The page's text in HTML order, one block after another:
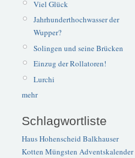
Viel Glück
Jahrhunderthochwasser der
Wupper?
Solingen und seine Brücken
Einzug der Rollatoren!
Lurchi
mehr
Schlagwortliste
Haus Hohenscheid Balkhauser
Kotten Müngsten Adventskalender